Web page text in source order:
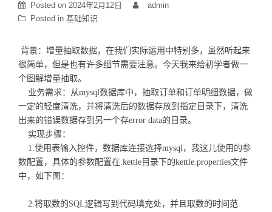
Posted on 2024年2月12日
admin
Posted in 基础知识
背景：增量抽取数据，在我们实际运用中特别多，虽然听起来
很简单，但是也有许多细节需要注意。今天我来给初学者做一
个图解增量抽取。
业务需求：从mysql数据库中，抽取订单和订单明细数据，做
一定的轻度清洗，并将清洗后的数据存放到指定目录下，清洗
出来的错误数据存到另一个存error data的目录。
实现步骤：
1.使用表输入控件，数据库连接选择mysql，我这儿使用的参
数配置，具体的参数配置在.kettle目录下的kettle.properties文件
中，如下图：
2.将取数的SQL逻辑写到代码填充处，并且取数的时间范